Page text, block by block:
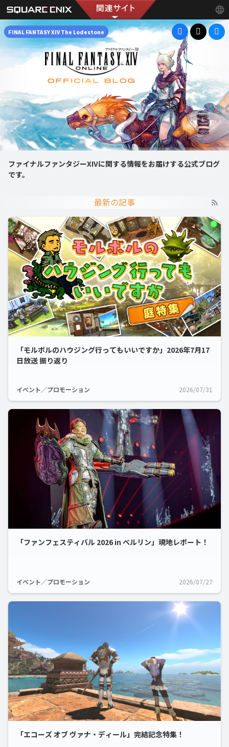
FINAL FANTASY XIV The Lodestone
ファイナルファンタジーXIVに関する情報をお届けする公式ブログ
です。
最新の記事
「モルボルのハウジング行ってもいいですか」2026年7月17
日放送 振り返り
イベント／プロモーション 2026/07/31
「ファンフェスティバル 2026 in ベルリン」現地レポート！
イベント／プロモーション 2026/07/27
「エコーズ オブ ヴァナ・ディール」完結記念特集！